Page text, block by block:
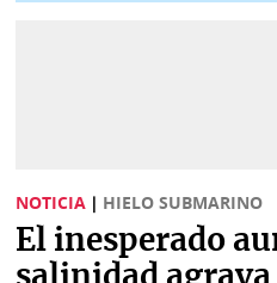
Economía
Vivir+
NOTICIA | HIELO SUBMARINO
El inesperado